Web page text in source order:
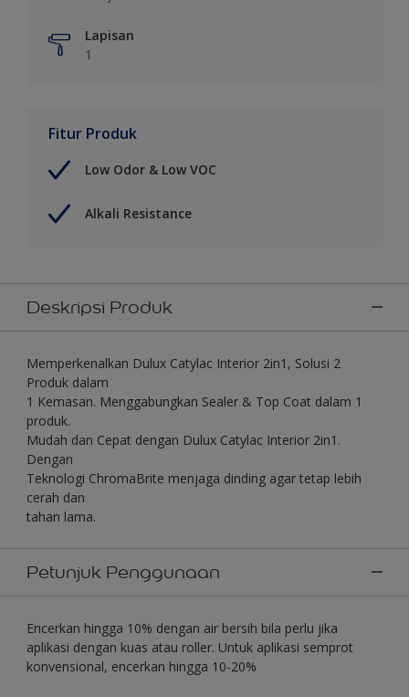
Lapisan
1
Fitur Produk
Low Odor & Low VOC
Alkali Resistance
Deskripsi Produk
Memperkenalkan Dulux Catylac Interior 2in1, Solusi 2
Produk dalam
1 Kemasan. Menggabungkan Sealer & Top Coat dalam 1
produk.
Mudah dan Cepat dengan Dulux Catylac Interior 2in1.
Dengan
Teknologi ChromaBrite menjaga dinding agar tetap lebih
cerah dan
tahan lama.
Petunjuk Penggunaan
Encerkan hingga 10% dengan air bersih bila perlu jika
aplikasi dengan kuas atau roller. Untuk aplikasi semprot
konvensional, encerkan hingga 10-20%